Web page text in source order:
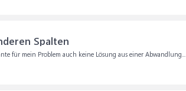
Spalten
für mein Problem auch keine Lösung aus einer Abwandlung...